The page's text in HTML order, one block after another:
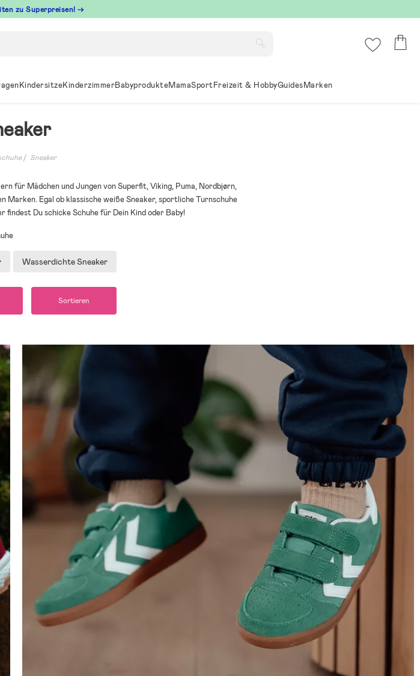
zu Superpreisen! →
KindersitzeKinderzimmerBabyprodukteMamaSportFreizeit & HobbyGuidesMarken
Sneaker
für Mädchen und Jungen von Superfit, Viking, Puma, Nordbjørn,
Marken. Egal ob klassische weiße Sneaker, sportliche Turnschuhe
Du schicke Schuhe für Dein Kind oder Baby!
Wasserdichte Sneaker
Sortieren